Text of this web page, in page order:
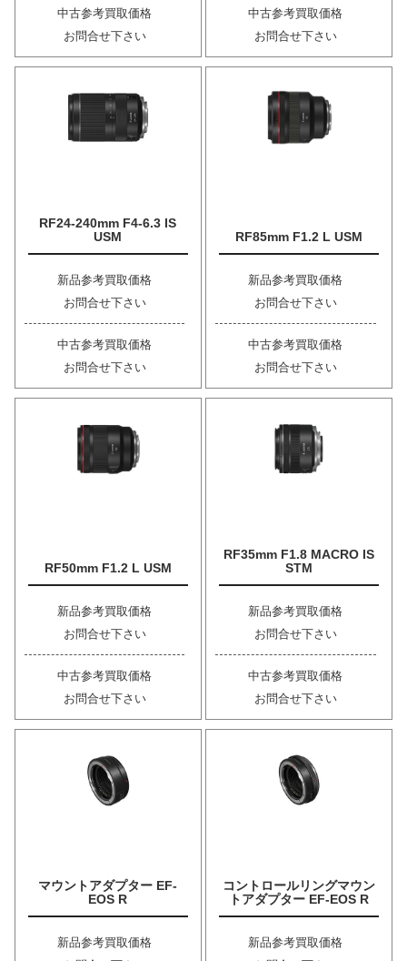
中古参考買取価格
お問合せ下さい
中古参考買取価格
お問合せ下さい
RF24-240mm F4-6.3 IS
USM
新品参考買取価格
お問合せ下さい
中古参考買取価格
お問合せ下さい
RF85mm F1.2 L USM
新品参考買取価格
お問合せ下さい
中古参考買取価格
お問合せ下さい
RF50mm F1.2 L USM
新品参考買取価格
お問合せ下さい
中古参考買取価格
お問合せ下さい
RF35mm F1.8 MACRO IS
STM
新品参考買取価格
お問合せ下さい
中古参考買取価格
お問合せ下さい
マウントアダプター EF-
EOS R
新品参考買取価格
コントロールリングマウン
トアダプター EF-EOS R
新品参考買取価格